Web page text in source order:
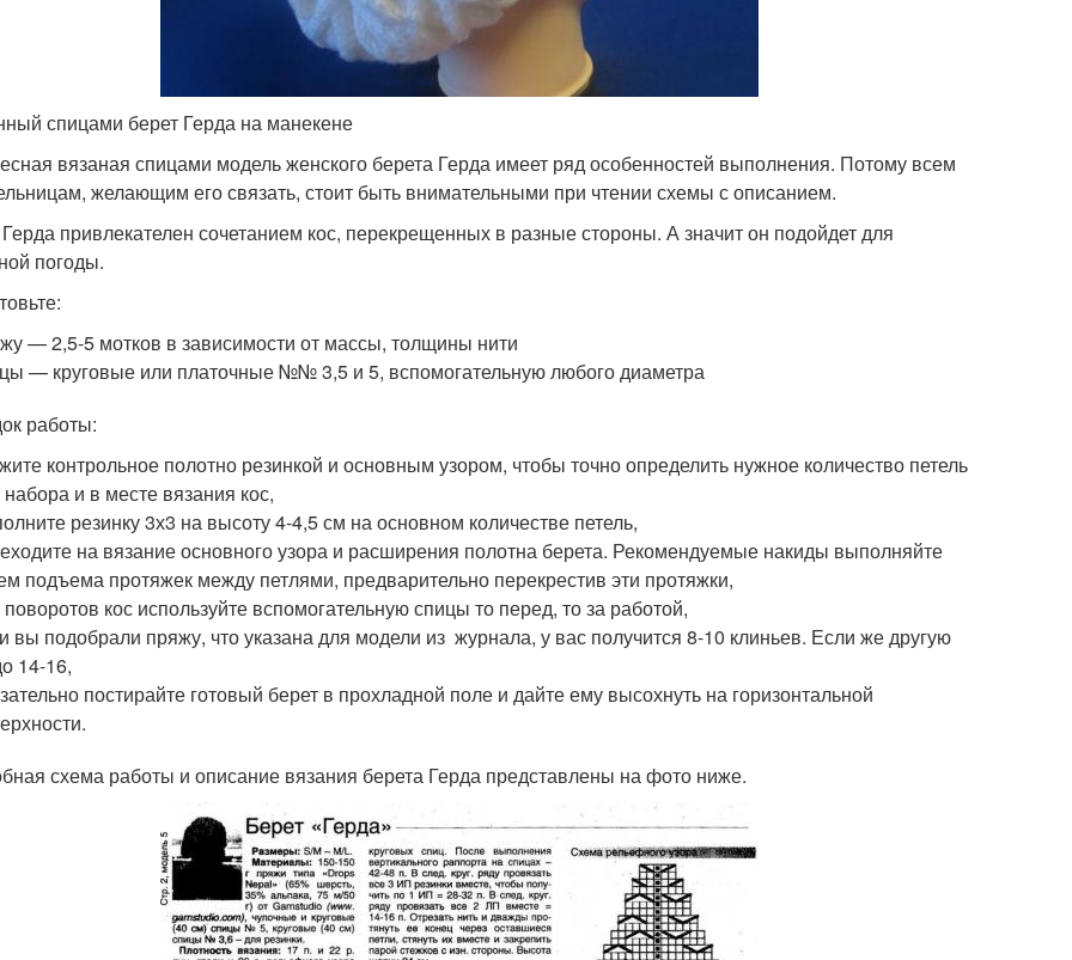
спицами берет Герда на манекене
вязаная спицами модель женского берета Герда имеет ряд особенностей выполнения. Потому всем
желающим его связать, стоит быть внимательными при чтении схемы с описанием.
привлекателен сочетанием кос, перекрещенных в разные стороны. А значит он подойдет для
погоды.
— 2,5-5 мотков в зависимости от массы, толщины нити
— круговые или платочные №№ 3,5 и 5, вспомогательную любого диаметра
работы:
контрольное полотно резинкой и основным узором, чтобы точно определить нужное количество петель
и в месте вязания кос,
резинку 3х3 на высоту 4-4,5 см на основном количестве петель,
на вязание основного узора и расширения полотна берета. Рекомендуемые накиды выполняйте
подъема протяжек между петлями, предварительно перекрестив эти протяжки,
кос используйте вспомогательную спицы то перед, то за работой,
вы подобрали пряжу, что указана для модели из журнала, у вас получится 8-10 клиньев. Если же другую
14-16,
постирайте готовый берет в прохладной поле и дайте ему высохнуть на горизонтальной
схема работы и описание вязания берета Герда представлены на фото ниже.